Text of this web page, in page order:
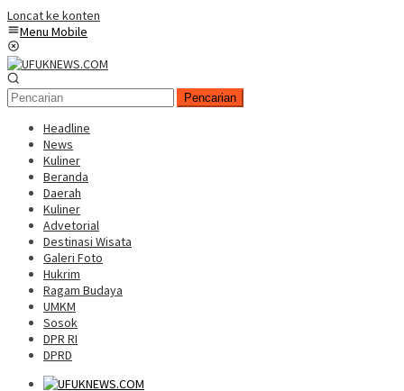
Loncat ke konten
Menu Mobile
Pencarian
Headline
News
Kuliner
Beranda
Daerah
Kuliner
Advetorial
Destinasi Wisata
Galeri Foto
Hukrim
Ragam Budaya
UMKM
Sosok
DPR RI
DPRD